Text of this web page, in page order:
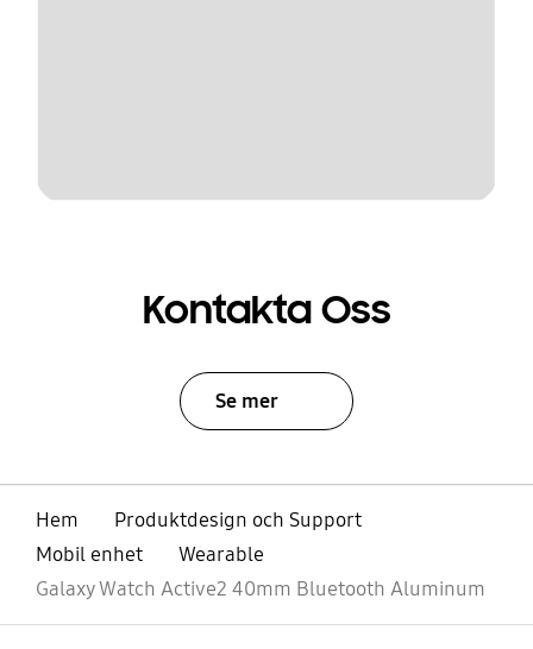
Kontakta Oss
Se mer
Hem
Produktdesign och Support
Mobil enhet
Wearable
Galaxy Watch Active2 40mm Bluetooth Aluminum